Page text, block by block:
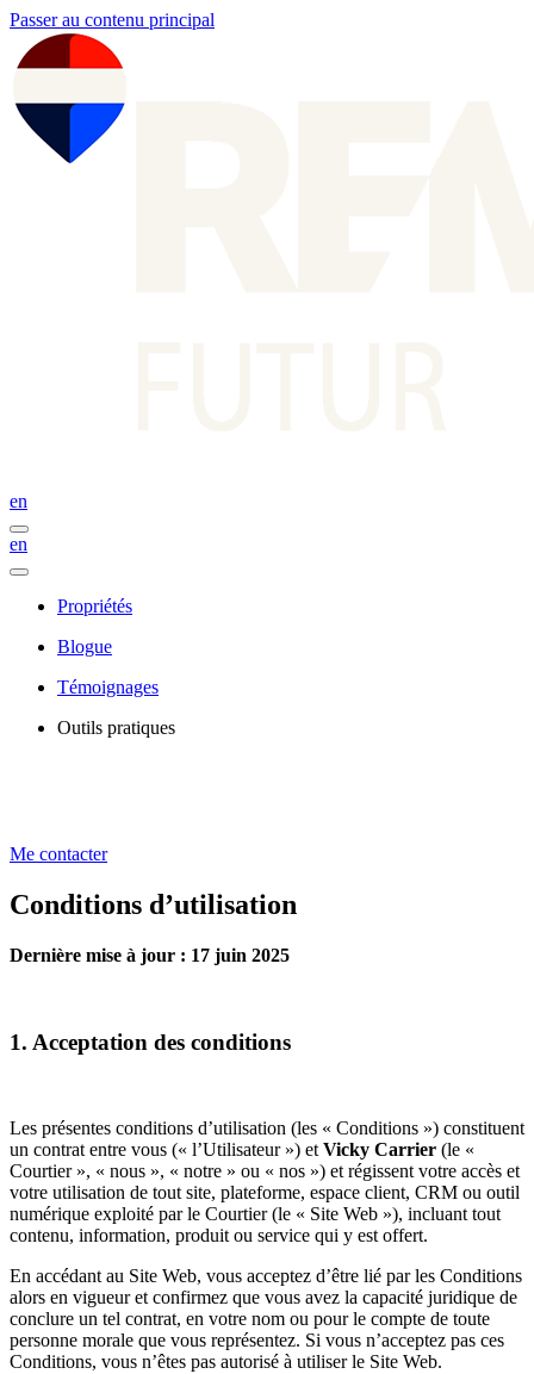
Passer au contenu principal
en
en
Propriétés
Blogue
Témoignages
Outils pratiques
Me contacter
Conditions d’utilisation
Dernière mise à jour : 17 juin 2025
1. Acceptation des conditions
Les présentes conditions d’utilisation (les « Conditions ») constituent
un contrat entre vous (« l’Utilisateur ») et Vicky Carrier (le «
Courtier », « nous », « notre » ou « nos ») et régissent votre accès et
votre utilisation de tout site, plateforme, espace client, CRM ou outil
numérique exploité par le Courtier (le « Site Web »), incluant tout
contenu, information, produit ou service qui y est offert.
En accédant au Site Web, vous acceptez d’être lié par les Conditions
alors en vigueur et confirmez que vous avez la capacité juridique de
conclure un tel contrat, en votre nom ou pour le compte de toute
personne morale que vous représentez. Si vous n’acceptez pas ces
Conditions, vous n’êtes pas autorisé à utiliser le Site Web.